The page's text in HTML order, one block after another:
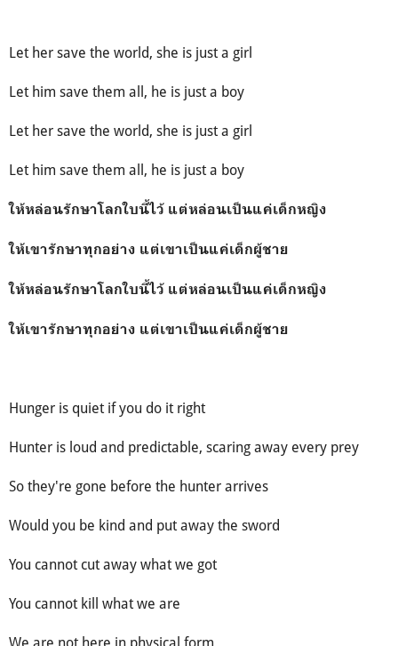
Let her save the world, she is just a girl
Let him save them all, he is just a boy
Let her save the world, she is just a girl
Let him save them all, he is just a boy
ให้หล่อนรักษาโลกใบนี้ไว้ แต่หล่อนเป็นแค่เด็กหญิง
ให้เขารักษาทุกอย่าง แต่เขาเป็นแค่เด็กผู้ชาย
ให้หล่อนรักษาโลกใบนี้ไว้ แต่หล่อนเป็นแค่เด็กหญิง
ให้เขารักษาทุกอย่าง แต่เขาเป็นแค่เด็กผู้ชาย
Hunger is quiet if you do it right
Hunter is loud and predictable, scaring away every prey
So they're gone before the hunter arrives
Would you be kind and put away the sword
You cannot cut away what we got
You cannot kill what we are
We are not here in physical form